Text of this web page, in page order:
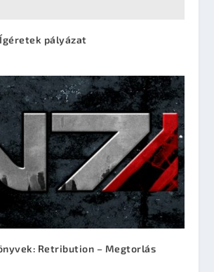
pályázat
Retribution – Megtorlás